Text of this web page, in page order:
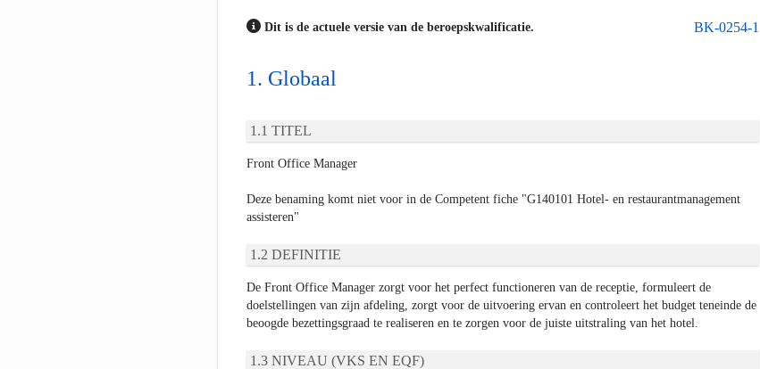
BK-0254-1
Dit is de actuele versie van de beroepskwalificatie.
Globaal
TITEL
Front Office Manager
Deze benaming komt niet voor in de Competent fiche "G140101 Hotel- en restaurantmanagement
assisteren"
DEFINITIE
De Front Office Manager zorgt voor het perfect functioneren van de receptie, formuleert de
doelstellingen van zijn afdeling, zorgt voor de uitvoering ervan en controleert het budget teneinde de
beoogde bezettingsgraad te realiseren en te zorgen voor de juiste uitstraling van het hotel.
NIVEAU (VKS EN EQF)